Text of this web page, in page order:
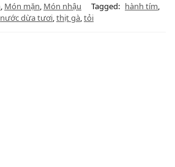
, Món mặn, Món nhậu Tagged: hành tím,
nước dừa tươi,thịt gà,tỏi